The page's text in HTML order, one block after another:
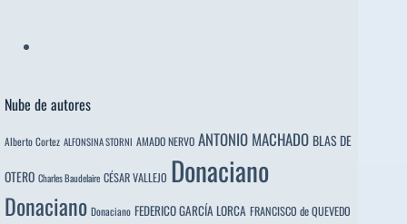
Nube de autores
Alberto Cortez ALFONSINA STORNI AMADO NERVO ANTONIO MACHADO BLAS DE
OTERO Charles Baudelaire CÉSAR VALLEJO Donaciano
Donaciano Donaciano FEDERICO GARCÍA LORCA FRANCISCO de QUEVEDO